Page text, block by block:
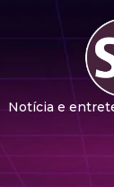
Notícia e